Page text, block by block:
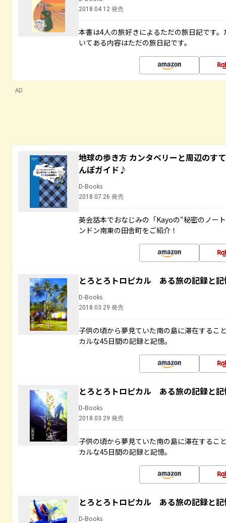
2018.04.12 発売
本書は4人の旅好きによるただの旅日記です
いてある内容はただの旅日記です。
AD
地球の歩き方 カンタベリーと周辺のす
んぽガイド♪
D-Books
2018.07.26 発売
英会話本でおなじみの「Kayoの“秘密のノー
ンドン南東の田舎町をご紹介！
とろとろトロピカル ある旅の記録と
D-Books
2018.03.29 発売
子供の頃から夢見ていた南の島に滞在するこ
カルな45日間の記録と記憶。
とろとろトロピカル ある旅の記録と
D-Books
2018.03.29 発売
子供の頃から夢見ていた南の島に滞在するこ
カルな45日間の記録と記憶。
とろとろトロピカル ある旅の記録と
D-Books